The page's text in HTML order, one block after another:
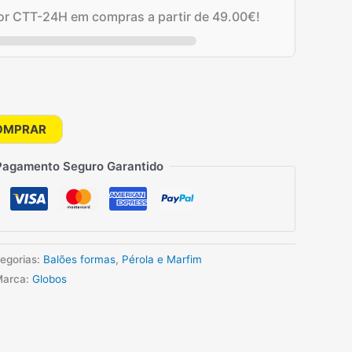
CTT-24H em compras a partir de 49.00€!
Seguro Garantido
Balões formas, Pérola e Marfim
Globos